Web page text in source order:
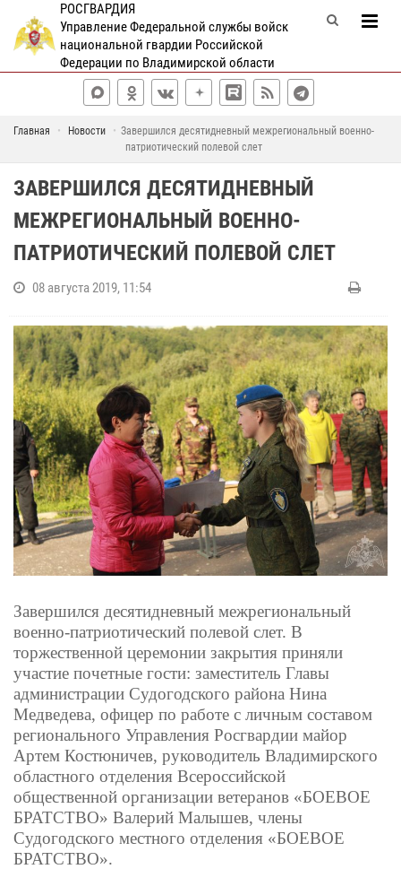
РОСГВАРДИЯ
Управление Федеральной службы войск
национальной гвардии Российской
Федерации по Владимирской области
Главная Новости
Завершился десятидневный межрегиональный военно-
патриотический полевой слет
ЗАВЕРШИЛСЯ ДЕСЯТИДНЕВНЫЙ
МЕЖРЕГИОНАЛЬНЫЙ ВОЕННО-
ПАТРИОТИЧЕСКИЙ ПОЛЕВОЙ СЛЕТ
08 августа 2019, 11:54
Завершился десятидневный межрегиональный
военно-патриотический полевой слет. В
торжественной церемонии закрытия приняли
участие почетные гости: заместитель Главы
администрации Судогодского района Нина
Медведева, офицер по работе с личным составом
регионального Управления Росгвардии майор
Артем Костюничев, руководитель Владимирского
областного отделения Всероссийской
общественной организации ветеранов «БОЕВОЕ
БРАТСТВО» Валерий Малышев, члены
Судогодского местного отделения «БОЕВОЕ
БРАТСТВО».